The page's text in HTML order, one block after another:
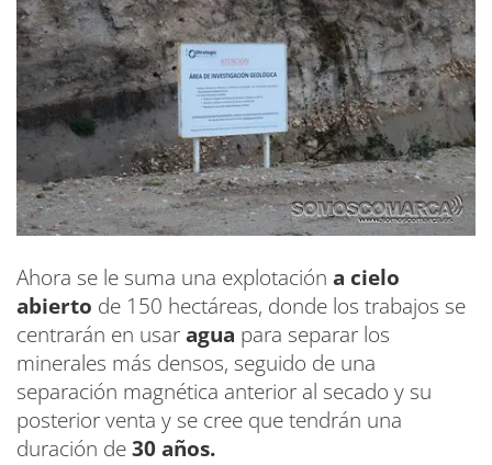
Ahora se le suma una explotación a cielo
abierto de 150 hectáreas, donde los trabajos se
centrarán en usaragua para separar los
minerales más densos, seguido de una
separación magnética anterior al secado y su
posterior venta y se cree que tendrán una
duración de30 años.